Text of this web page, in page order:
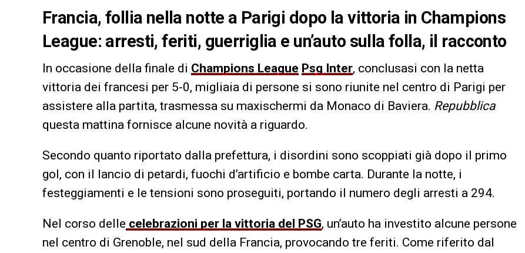
Francia, follia nella notte a Parigi dopo la vittoria in Champions
League: arresti, feriti, guerriglia e un’auto sulla folla, il racconto
In occasione della finale di Champions League Psg Inter, conclusasi con la netta
vittoria dei francesi per 5-0, migliaia di persone si sono riunite nel centro di Parigi per
assistere alla partita, trasmessa su maxischermi da Monaco di Baviera. Repubblica
questa mattina fornisce alcune novità a riguardo.
Secondo quanto riportato dalla prefettura, i disordini sono scoppiati già dopo il primo
gol, con il lancio di petardi, fuochi d’artificio e bombe carta. Durante la notte, i
festeggiamenti e le tensioni sono proseguiti, portando il numero degli arresti a 294.
Nel corso delle celebrazioni per la vittoria del PSG, un’auto ha investito alcune persone
nel centro di Grenoble, nel sud della Francia, provocando tre feriti. Come riferito dal